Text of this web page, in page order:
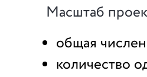
Масштаб
общая
количество